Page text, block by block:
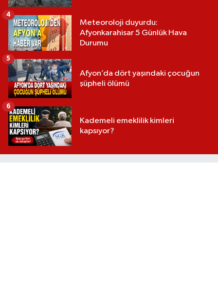
Meteoroloji duyurdu:
Afyonkarahisar 5 Günlük Hava
Durumu
4
Afyon’da dört yaşındaki çocuğun
şüpheli ölümü
5
Kademeli emeklilik kimleri
kapsıyor?
6